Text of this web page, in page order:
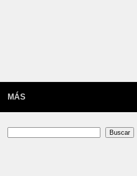
MÁS
Buscar